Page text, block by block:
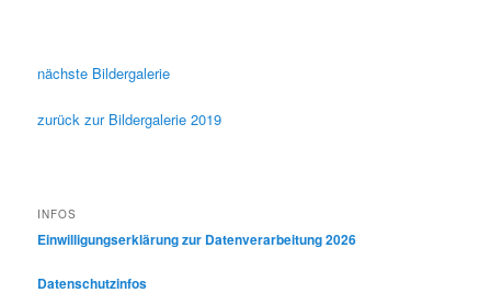
nächste Bildergalerie
zurück zur Bildergalerie 2019
INFOS
Einwilligungserklärung zur Datenverarbeitung 2026
Datenschutzinfos